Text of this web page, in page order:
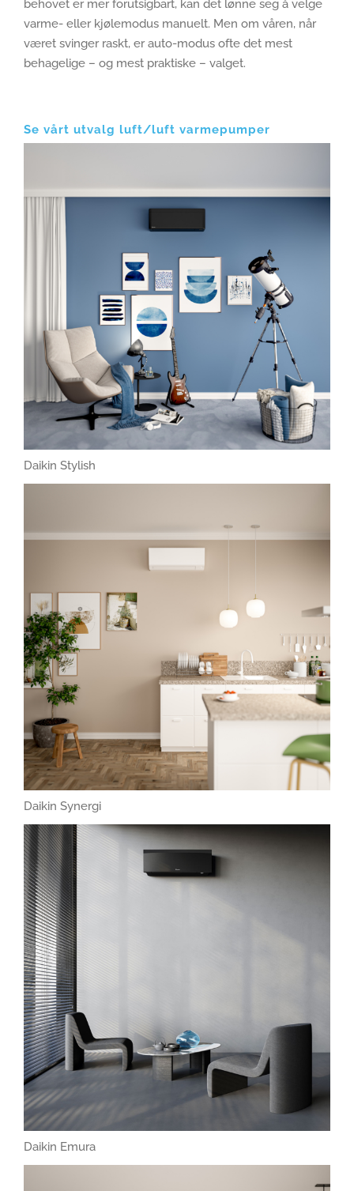
behovet er mer forutsigbart, kan det lønne seg å velge
varme- eller kjølemodus manuelt. Men om våren, når
været svinger raskt, er auto-modus ofte det mest
behagelige – og mest praktiske – valget.
Se vårt utvalg luft/luft varmepumper
Daikin Stylish
Daikin Synergi
Daikin Emura